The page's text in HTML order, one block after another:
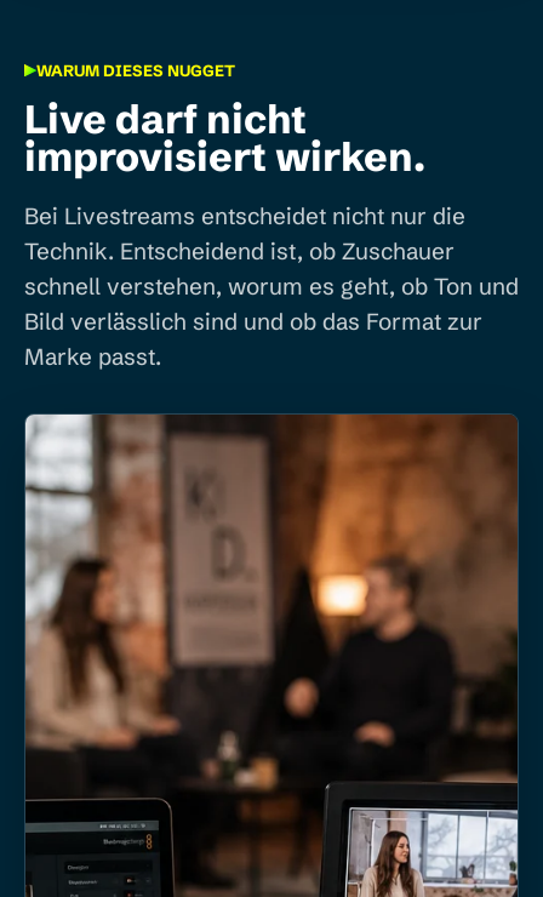
WARUM DIESES NUGGET
Live darf nicht
improvisiert wirken.
Bei Livestreams entscheidet nicht nur die
Technik. Entscheidend ist, ob Zuschauer
schnell verstehen, worum es geht, ob Ton und
Bild verlässlich sind und ob das Format zur
Marke passt.